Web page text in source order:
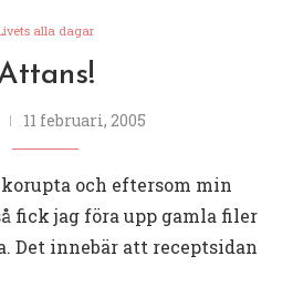
alla dagar
11 februari, 2005
och eftersom min
fick jag föra upp gamla filer
Det innebär att receptsidan